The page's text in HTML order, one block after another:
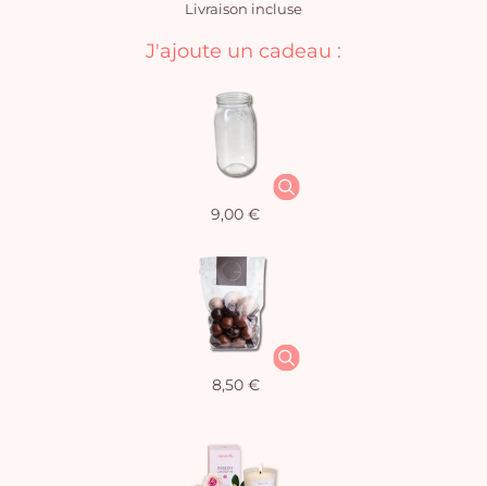
Livraison incluse
J'ajoute un cadeau :
9,00 €
8,50 €